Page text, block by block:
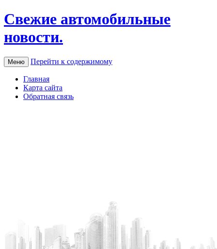
Свежие автомобильные
новости.
Меню Перейти к содержимому
Главная
Карта сайта
Обратная связь